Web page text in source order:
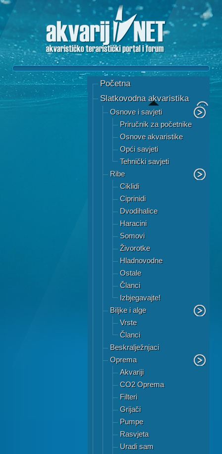
Početna
Slatkovodna akvaristika
Osnove i savjeti
Priručnik za početnike
Osnove akvaristike
Opći savjeti
Tehnički savjeti
Ribe
Ciklidi
Ciprinidi
Dvodihalice
Haracini
Somovi
Živorotke
Hladnovodne
Ostale
Članci
Izbjegavajte!
Biljke i alge
Vrste
Članci
Beskralježnjaci
Oprema
Akvariji
CO2 Oprema
Filteri
Grijači
Pumpe
Rasvjeta
Uradi sam